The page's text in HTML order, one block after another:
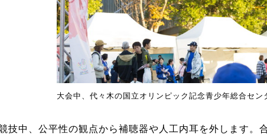
大会中、代々木の国立オリンピック記念青少年総合セ
技中、公平性の観点から補聴器や人工内耳を外します